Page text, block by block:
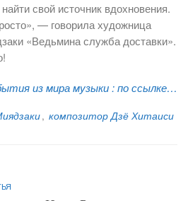
свой источник вдохновения.
— говорила художница
«Ведьмина служба доставки».
из мира музыки :по ссылке…
, композитор Дзё Хитаиси